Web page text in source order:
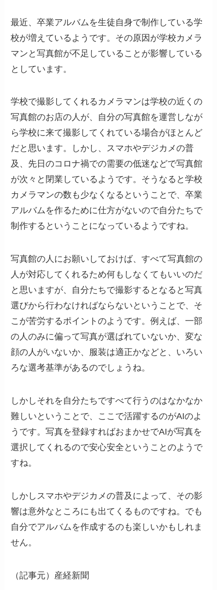
最近、卒業アルバムを生徒自身で制作している学
校が増えているようです。その原因が学校カメラ
マンと写真館が不足していることが影響している
としています。
学校で撮影してくれるカメラマンは学校の近くの
写真館のお店の人が、自分の写真館を運営しなが
ら学校に来て撮影してくれている場合がほとんど
だと思います。しかし、スマホやデジカメの普
及、先日のコロナ禍での需要の低迷などで写真館
が次々と閉業しているようです。そうなると学校
カメラマンの数も少なくなるということで、卒業
アルバムを作るために仕方がないので自分たちで
制作するということになっているようですね。
写真館の人にお願いしておけば、すべて写真館の
人が対応してくれるため何もしなくてもいいのだ
と思いますが、自分たちで撮影するとなると写真
選びから行わなければならないということで、そ
こが苦労するポイントのようです。例えば、一部
の人のみに偏って写真が選ばれていないか、変な
顔の人がいないか、服装は適正かなどと、いろい
ろな選考基準があるのでしょうね。
しかしそれを自分たちですべて行うのはなかなか
難しいということで、ここで活躍するのがAIのよ
うです。写真を登録すればおまかせでAIが写真を
選択してくれるので安心安全ということのようで
すね。
しかしスマホやデジカメの普及によって、その影
響は意外なところにも出てくるものですね。でも
自分でアルバムを作成するのも楽しいかもしれま
せん。
（記事元）産経新聞